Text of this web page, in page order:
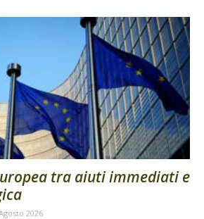
tra aiuti immediati e
2026